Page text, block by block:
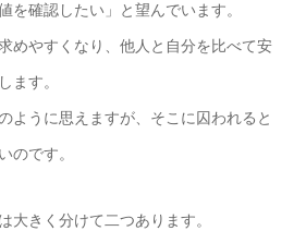
を確認したい」と望んでいます。
めやすくなり、他人と自分を比べて安
ます。
ように思えますが、そこに囚われると
のです。
大きく分けて二つあります。